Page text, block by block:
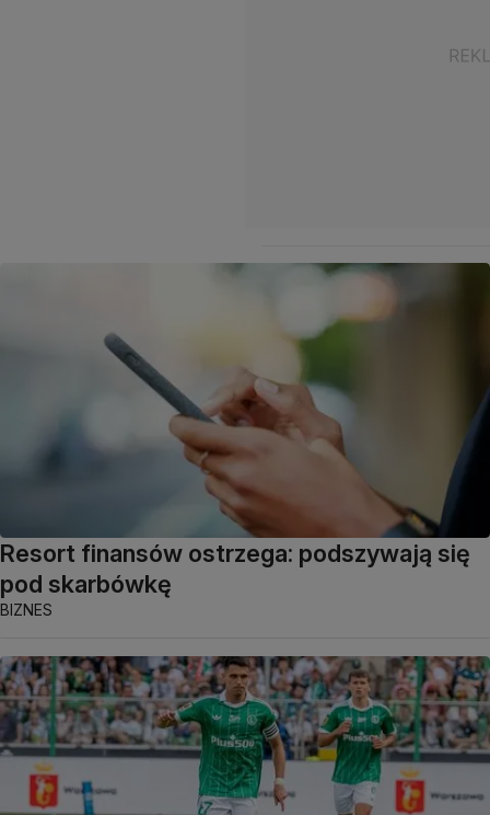
Resort finansów ostrzega: podszywają się
pod skarbówkę
BIZNES